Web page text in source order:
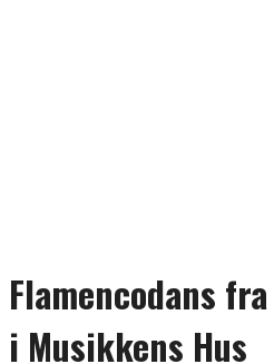
Flamencodans
i Musikkens Hus